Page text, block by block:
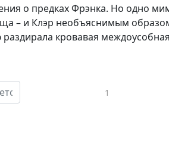
о предках Фрэнка. Но одно
– и Клэр необъяснимым
кровавая
1